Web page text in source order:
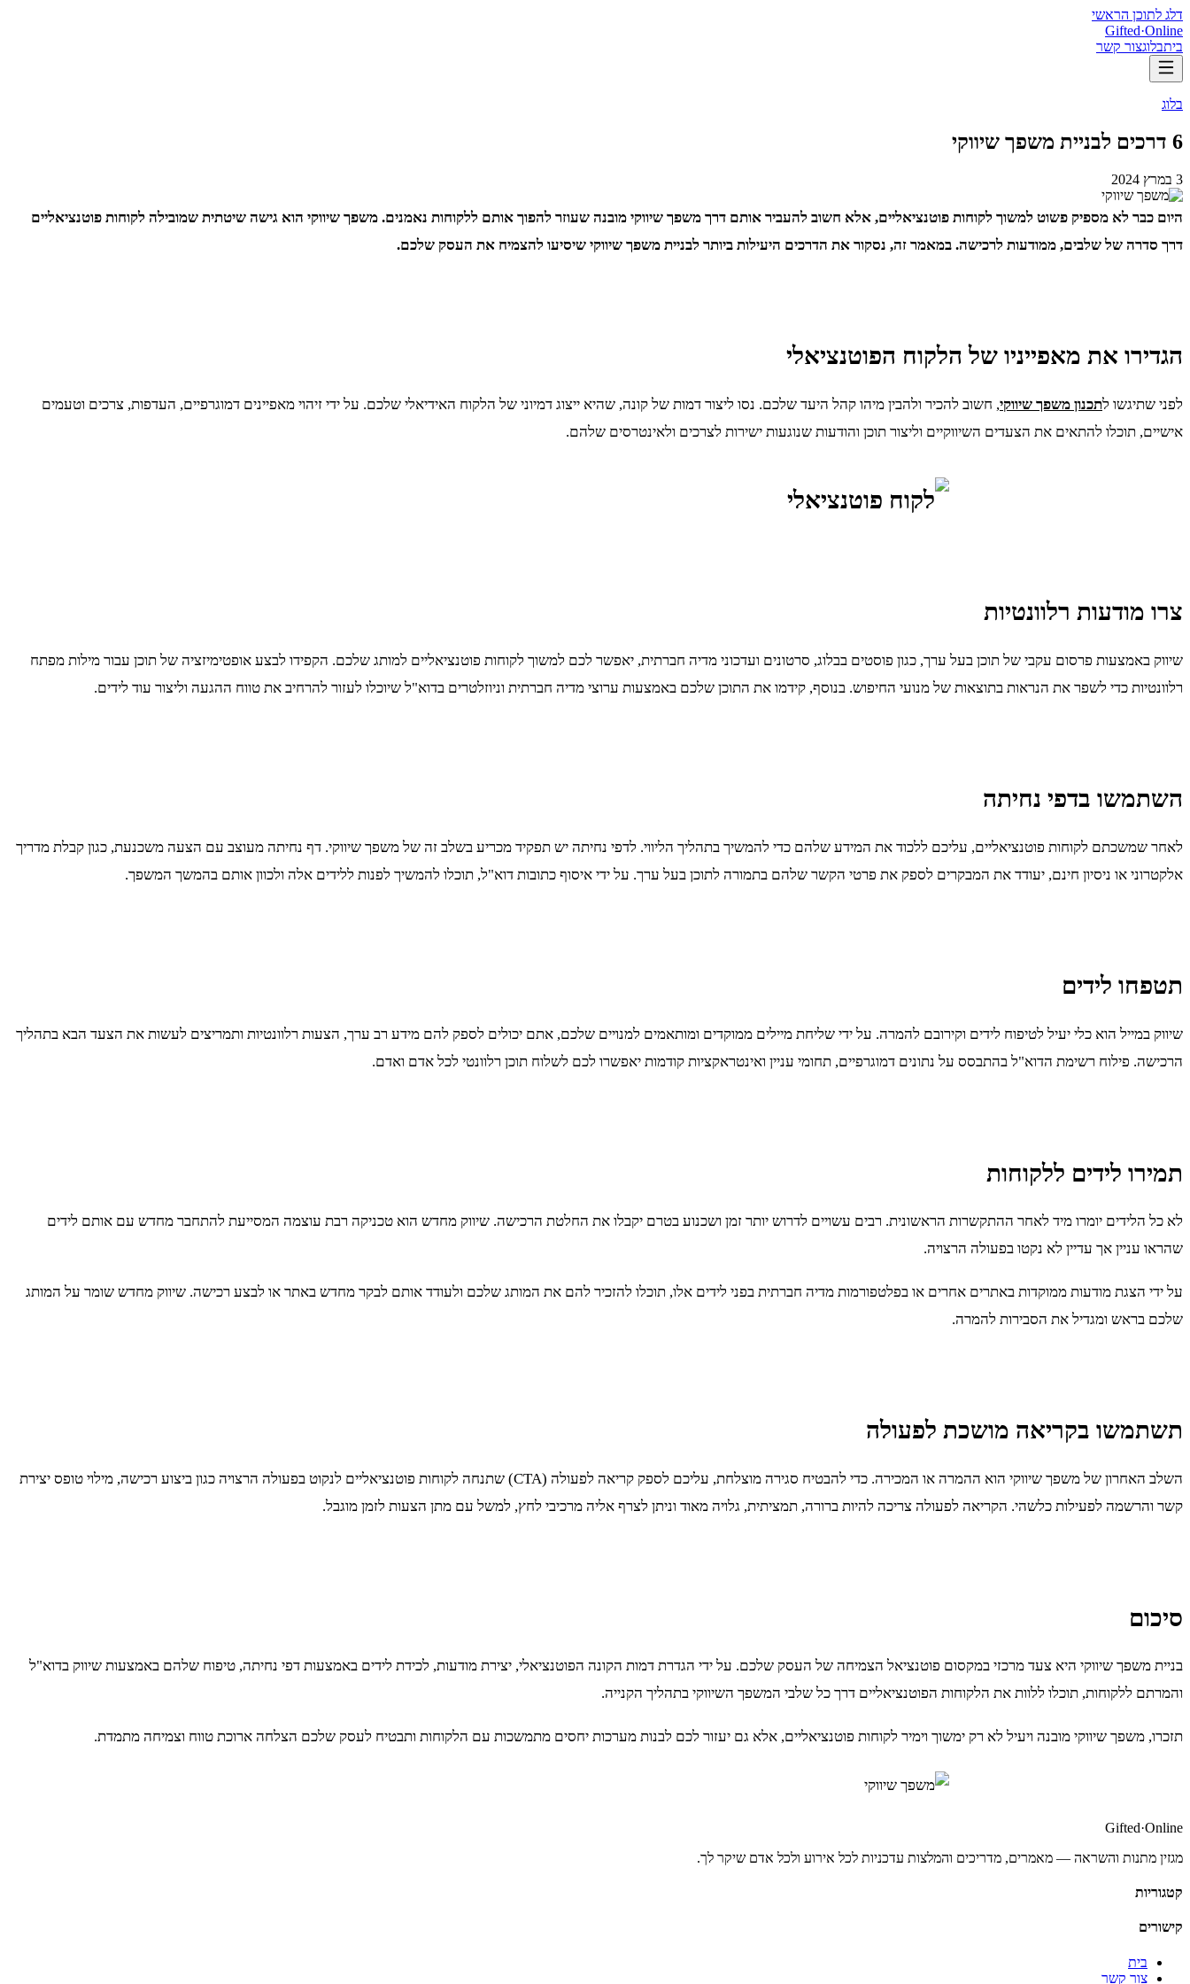
דלג לתוכן הראשי
Gifted·Online
ביתבלוגצור קשר
בלוג
6 דרכים לבניית משפך שיווקי
3 במרץ 2024
היום כבר לא מספיק פשוט למשוך לקוחות פוטנציאליים, אלא חשוב להעביר אותם דרך משפך שיווקי מובנה שעוזר להפוך אותם ללקוחות נאמנים. משפך שיווקי הוא גישה שיטתית שמובילה לקוחות פוטנציאליים
דרך סדרה של שלבים, ממודעות לרכישה. במאמר זה, נסקור את הדרכים היעילות ביותר לבניית משפך שיווקי שיסיעו להצמיח את העסק שלכם.
הגדירו את מאפייניו של הלקוח הפוטנציאלי
לפני שתיגשו לתכנון משפך שיווקי, חשוב להכיר ולהבין מיהו קהל היעד שלכם. נסו ליצור דמות של קונה, שהיא ייצוג דמיוני של הלקוח האידיאלי שלכם. על ידי זיהוי מאפיינים דמוגרפיים, העדפות, צרכים וטעמים
אישיים, תוכלו להתאים את הצעדים השיווקיים וליצור תוכן והודעות שנוגעות ישירות לצרכים ולאינטרסים שלהם.
צרו מודעות רלוונטיות
שיווק באמצעות פרסום עקבי של תוכן בעל ערך, כגון פוסטים בבלוג, סרטונים ועדכוני מדיה חברתית, יאפשר לכם למשוך לקוחות פוטנציאליים למותג שלכם. הקפידו לבצע אופטימיזציה של תוכן עבור מילות מפתח
רלוונטיות כדי לשפר את הנראות בתוצאות של מנועי החיפוש. בנוסף, קידמו את התוכן שלכם באמצעות ערוצי מדיה חברתית וניוזלטרים בדוא"ל שיוכלו לעזור להרחיב את טווח ההגעה וליצור עוד לידים.
השתמשו בדפי נחיתה
לאחר שמשכתם לקוחות פוטנציאליים, עליכם ללכוד את המידע שלהם כדי להמשיך בתהליך הליווי. לדפי נחיתה יש תפקיד מכריע בשלב זה של משפך שיווקי. דף נחיתה מעוצב עם הצעה משכנעת, כגון קבלת מדריך
אלקטרוני או ניסיון חינם, יעודד את המבקרים לספק את פרטי הקשר שלהם בתמורה לתוכן בעל ערך. על ידי איסוף כתובות דוא"ל, תוכלו להמשיך לפנות ללידים אלה ולכוון אותם בהמשך המשפך.
תטפחו לידים
שיווק במייל הוא כלי יעיל לטיפוח לידים וקירובם להמרה. על ידי שליחת מיילים ממוקדים ומותאמים למנויים שלכם, אתם יכולים לספק להם מידע רב ערך, הצעות רלוונטיות ותמריצים לעשות את הצעד הבא בתהליך
הרכישה. פילוח רשימת הדוא"ל בהתבסס על נתונים דמוגרפיים, תחומי עניין ואינטראקציות קודמות יאפשרו לכם לשלוח תוכן רלוונטי לכל אדם ואדם.
תמירו לידים ללקוחות
לא כל הלידים יומרו מיד לאחר ההתקשרות הראשונית. רבים עשויים לדרוש יותר זמן ושכנוע בטרם יקבלו את החלטת הרכישה. שיווק מחדש הוא טכניקה רבת עוצמה המסייעת להתחבר מחדש עם אותם לידים
שהראו עניין אך עדיין לא נקטו בפעולה הרצויה.
על ידי הצגת מודעות ממוקדות באתרים אחרים או בפלטפורמות מדיה חברתית בפני לידים אלו, תוכלו להזכיר להם את המותג שלכם ולעודד אותם לבקר מחדש באתר או לבצע רכישה. שיווק מחדש שומר על המותג
שלכם בראש ומגדיל את הסבירות להמרה.
תשתמשו בקריאה מושכת לפעולה
השלב האחרון של משפך שיווקי הוא ההמרה או המכירה. כדי להבטיח סגירה מוצלחת, עליכם לספק קריאה לפעולה (CTA) שתנחה לקוחות פוטנציאליים לנקוט בפעולה הרצויה כגון ביצוע רכישה, מילוי טופס יצירת
קשר והרשמה לפעילות כלשהי. הקריאה לפעולה צריכה להיות ברורה, תמציתית, גלויה מאוד וניתן לצרף אליה מרכיבי לחץ, למשל עם מתן הצעות לזמן מוגבל.
סיכום
בניית משפך שיווקי היא צעד מרכזי במקסום פוטנציאל הצמיחה של העסק שלכם. על ידי הגדרת דמות הקונה הפוטנציאלי, יצירת מודעות, לכידת לידים באמצעות דפי נחיתה, טיפוח שלהם באמצעות שיווק בדוא"ל
והמרתם ללקוחות, תוכלו ללוות את הלקוחות הפוטנציאליים דרך כל שלבי המשפך השיווקי בתהליך הקנייה.
תזכרו, משפך שיווקי מובנה ויעיל לא רק ימשוך וימיר לקוחות פוטנציאליים, אלא גם יעזור לכם לבנות מערכות יחסים מתמשכות עם הלקוחות ותבטיח לעסק שלכם הצלחה ארוכת טווח וצמיחה מתמדת.
Gifted·Online
מגזין מתנות והשראה — מאמרים, מדריכים והמלצות עדכניות לכל אירוע ולכל אדם שיקר לך.
קטגוריות
קישורים
בית
צור קשר